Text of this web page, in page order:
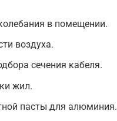
в помещении.
воздуха.
сечения кабеля.
жил.
пасты для алюминия.